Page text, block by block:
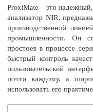
ProxiMate – это
анализатор NIR,
производственной
промышленности. Он
простоев в процессе
быстрый контроль
пользовательский
почти каждому, а
использовать его